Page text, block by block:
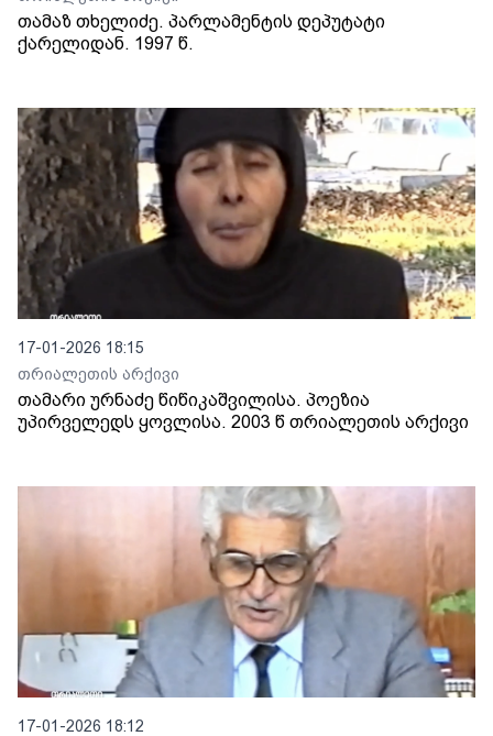
თამაზ თხელიძე. პარლამენტის დეპუტატი
ქარელიდან. 1997 წ.
17-01-2026 18:15
თრიალეთის არქივი
თამარი ურნაძე წიწიკაშვილისა. პოეზია
უპირველედს ყოვლისა. 2003 წ თრიალეთის არქივი
17-01-2026 18:12